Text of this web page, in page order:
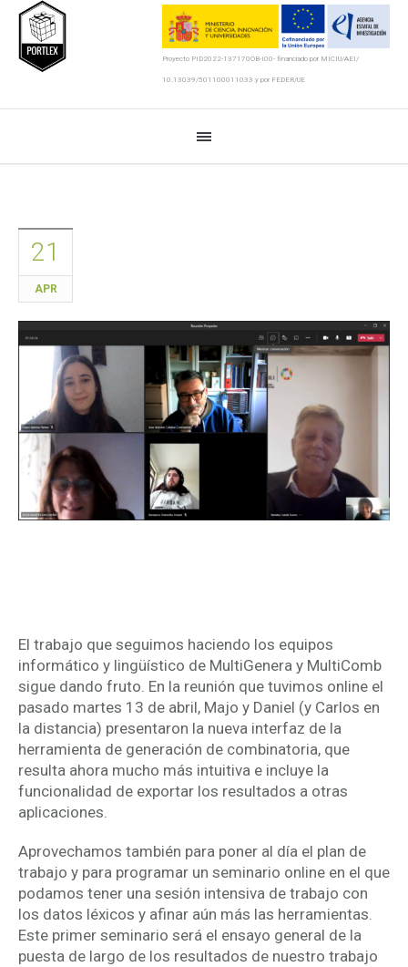
Proyecto PID2022-137170OB-I00- financiado por MICIU/AEI/
10.13039/501100011033 y por FEDER/UE
21
APR
El trabajo que seguimos haciendo los equipos
informático y lingüístico de MultiGenera y MultiComb
sigue dando fruto. En la reunión que tuvimos online el
pasado martes 13 de abril, Majo y Daniel (y Carlos en
la distancia) presentaron la nueva interfaz de la
herramienta de generación de combinatoria, que
resulta ahora mucho más intuitiva e incluye la
funcionalidad de exportar los resultados a otras
aplicaciones.
Aprovechamos también para poner al día el plan de
trabajo y para programar un seminario online en el que
podamos tener una sesión intensiva de trabajo con
los datos léxicos y afinar aún más las herramientas.
Este primer seminario será el ensayo general de la
puesta de largo de los resultados de nuestro trabajo